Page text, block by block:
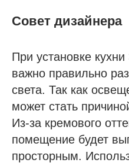
Совет дизайнера
При установке
важно правильно
света. Так как
может стать
Из-за кремового
помещение будет
просторным.